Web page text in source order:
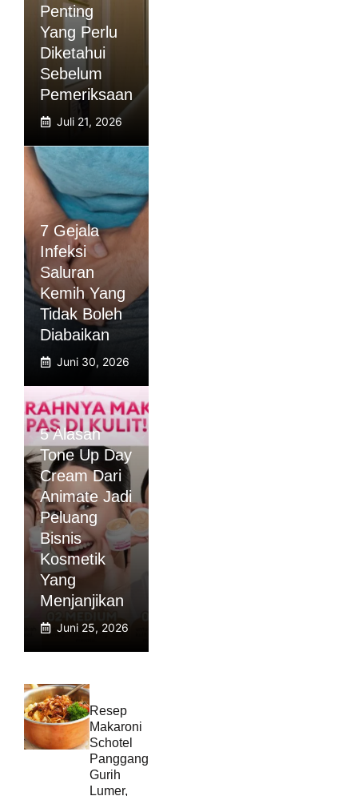
Penting
Yang Perlu
Diketahui
Sebelum
Pemeriksaan
Juli 21, 2026
7 Gejala
Infeksi
Saluran
Kemih Yang
Tidak Boleh
Diabaikan
Juni 30, 2026
5 Alasan
Tone Up Day
Cream Dari
Animate Jadi
Peluang
Bisnis
Kosmetik
Yang
Menjanjikan
Juni 25, 2026
Resep
Makaroni
Schotel
Panggang
Gurih
Lumer,